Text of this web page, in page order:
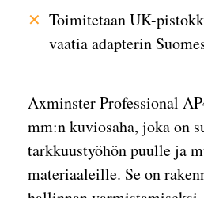
Axminster Professional
mm:n kuviosaha, joka on
tarkkuustyöhön puulle ja
materiaaleille. Se on
Toimitetaan UK-
vaatia adapterin